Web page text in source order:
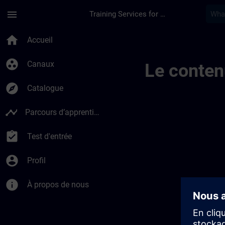
menu Training Services for Digital Industries
home Accueil
group_work Canaux
explore Catalogue
timeline Parcours d’apprentissage
assignment_turned_in Test d'entrée
account_circle Profil
info À propos de nous
Le